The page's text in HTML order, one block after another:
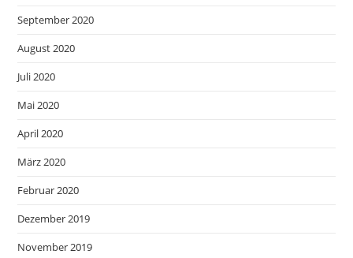
September 2020
August 2020
Juli 2020
Mai 2020
April 2020
März 2020
Februar 2020
Dezember 2019
November 2019